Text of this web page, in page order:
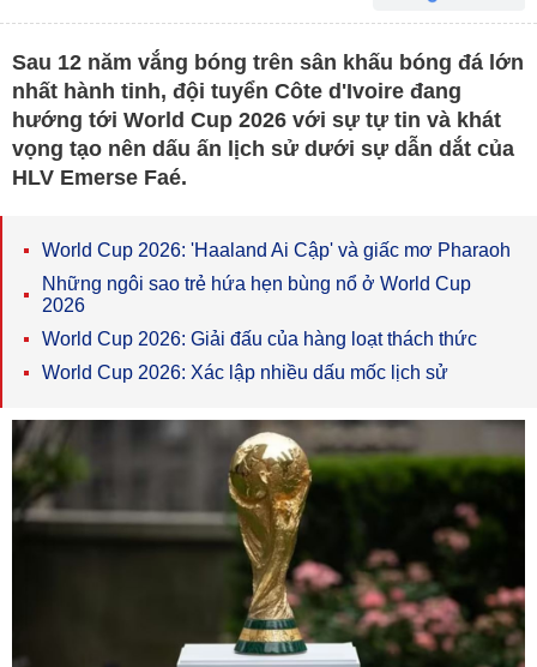
Sau 12 năm vắng bóng trên sân khấu bóng đá lớn
nhất hành tinh, đội tuyển Côte d'Ivoire đang
hướng tới World Cup 2026 với sự tự tin và khát
vọng tạo nên dấu ấn lịch sử dưới sự dẫn dắt của
HLV Emerse Faé.
World Cup 2026: 'Haaland Ai Cập' và giấc mơ Pharaoh
Những ngôi sao trẻ hứa hẹn bùng nổ ở World Cup
2026
World Cup 2026: Giải đấu của hàng loạt thách thức
World Cup 2026: Xác lập nhiều dấu mốc lịch sử